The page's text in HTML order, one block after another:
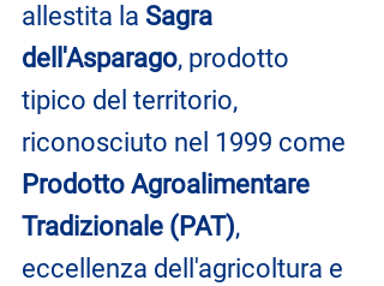
allestita la Sagra
dell'Asparago, prodotto
tipico del territorio,
riconosciuto nel 1999 come
Prodotto Agroalimentare
Tradizionale (PAT),
eccellenza dell'agricoltura e